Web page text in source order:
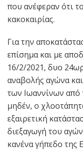
που ανέφεραν ότι
κακοκαιρίας.
Για την
επίσημα και με
16/2/2021, δυο
αναβολής αγώνα
των Ιωαννίνων από
μηδέν, ο
εξαιρετική
διεξαγωγή του
κανένα γήπεδο της